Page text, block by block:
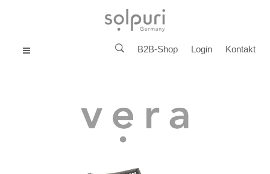
MENU B2B-Shop Login Kontakt